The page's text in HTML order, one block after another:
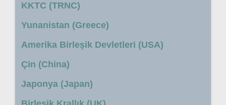
KKTC (TRNC)
Yunanistan (Greece)
Amerika Birleşik Devletleri (USA)
Çin (China)
Japonya (Japan)